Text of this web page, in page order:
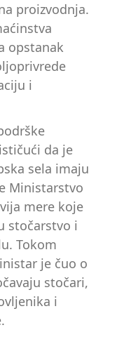
proizvodnja.
opstanak
i
da je
sela imaju
Ministarstvo
mere koje
stočarstvo i
Tokom
je čuo o
stočari,
i